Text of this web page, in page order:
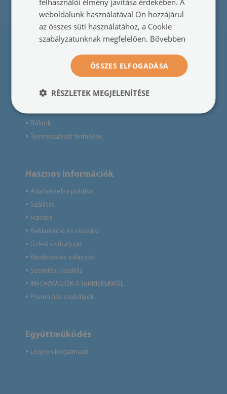
Vevők részére
Blog
● Rólunk
● Testreszabott termékek
Hasznos információk
● Adatvédelmi politika
● Szállítás
● Fizetés
● Reklamáció és visszáru
● Üzleti szabályzat
● Kérdések és válaszok
● Szerelési utasítás
● INFORMÁCIÓK A TERMÉKEKRŐL
● Promóciós szabályok
Együttműködés
● Legyen forgalmazó
weboldalunk használatával Ön hozzájárul
az összes süti használatához, a Cookie
szabályzatunknak megfelelően. Bővebben
ÖSSZES ELFOGADÁSA
RÉSZLETEK MEGJELENÍTÉSE